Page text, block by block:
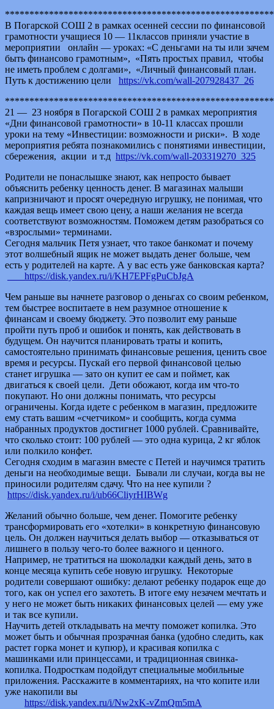
В Погарской СОШ 2 в рамках осенней сессии по финансовой
грамотности учащиеся 10 — 11классов приняли участие в
мероприятии онлайн — уроках: «С деньгами на ты или зачем
быть финансово грамотным», «Пять простых правил, чтобы
не иметь проблем с долгами», «Личный финансовый план.
Путь к достижению цели https://vk.com/wall-207928437_26
21 — 23 ноября в Погарской СОШ 2 в рамках мероприятия
«Дни финансовой грамотности» в 10-11 классах прошли
уроки на тему «Инвестиции: возможности и риски». В ходе
мероприятия ребята познакомились с понятиями инвестиции,
сбережения, акции и т.д https://vk.com/wall-203319270_325
Родители не понаслышке знают, как непросто бывает
объяснить ребенку ценность денег. В магазинах малыши
капризничают и просят очередную игрушку, не понимая, что
каждая вещь имеет свою цену, а наши желания не всегда
соответствуют возможностям. Поможем детям разобраться со
«взрослыми» терминами.
Сегодня мальчик Петя узнает, что такое банкомат и почему
этот волшебный ящик не может выдать денег больше, чем
есть у родителей на карте. А у вас есть уже банковская карта?
https://disk.yandex.ru/i/KH7EPFgPuCbJgA
Чем раньше вы начнете разговор о деньгах со своим ребенком,
тем быстрее воспитаете в нем разумное отношение к
финансам и своему бюджету. Это позволит ему раньше
пройти путь проб и ошибок и понять, как действовать в
будущем. Он научится планировать траты и копить,
самостоятельно принимать финансовые решения, ценить свое
время и ресурсы. Пускай его первой финансовой целью
станет игрушка — зато он купит ее сам и поймет, как
двигаться к своей цели. Дети обожают, когда им что-то
покупают. Но они должны понимать, что ресурсы
ограничены. Когда идете с ребенком в магазин, предложите
ему стать вашим «счетчиком» и сообщить, когда сумма
набранных продуктов достигнет 1000 рублей. Сравнивайте,
что сколько стоит: 100 рублей — это одна курица, 2 кг яблок
или полкило конфет.
Сегодня сходим в магазин вместе с Петей и научимся тратить
деньги на необходимые вещи. Бывали ли случаи, когда вы не
приносили родителям сдачу. Что на нее купили ?
https://disk.yandex.ru/i/ub66CliyrHIBWg
Желаний обычно больше, чем денег. Помогите ребенку
трансформировать его «хотелки» в конкретную финансовую
цель. Он должен научиться делать выбор — отказываться от
лишнего в пользу чего-то более важного и ценного.
Например, не тратиться на шоколадки каждый день, зато в
конце месяца купить себе новую игрушку. Некоторые
родители совершают ошибку: делают ребенку подарок еще до
того, как он успел его захотеть. В итоге ему незачем мечтать и
у него не может быть никаких финансовых целей — ему уже
и так все купили.
Научить детей откладывать на мечту поможет копилка. Это
может быть и обычная прозрачная банка (удобно следить, как
растет горка монет и купюр), и красивая копилка с
машинками или принцессами, и традиционная свинка-
копилка. Подросткам подойдут специальные мобильные
приложения. Расскажите в комментариях, на что копите или
уже накопили вы
https://disk.yandex.ru/i/Nw2xK-vZmQm5mA